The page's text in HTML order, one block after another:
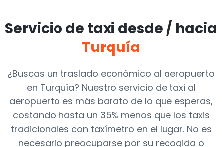
Servicio de taxi desde / hacia
Turquía
¿Buscas un traslado económico al aeropuerto
en Turquía? Nuestro servicio de taxi al
aeropuerto es más barato de lo que esperas,
costando hasta un 35% menos que los taxis
tradicionales con taxímetro en el lugar. No es
necesario preocuparse por su recogida o